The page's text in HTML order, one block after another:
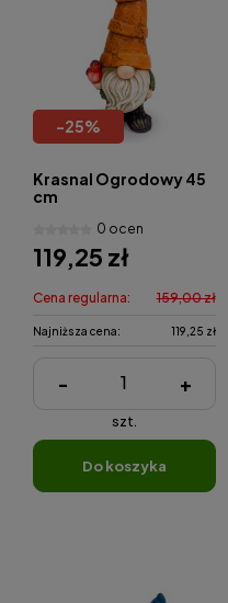
-25%
Krasnal Ogrodowy 45
cm
0 ocen
119,25 zł
Cena regularna: 159,00 zł
Najniższa cena: 119,25 zł
- +
szt.
do koszyka